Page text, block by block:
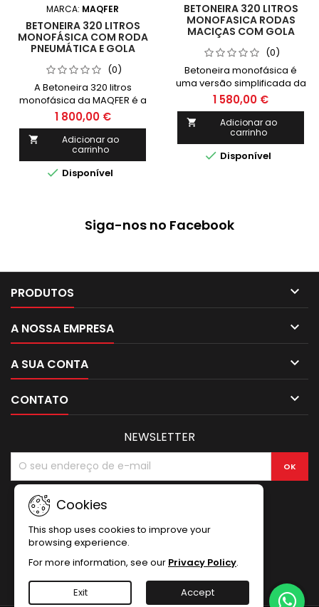
MARCA: MAQFER
BETONEIRA 320 LITROS
MONOFÁSICA COM RODA
PNEUMÁTICA E GOLA
(0)
A Betoneira 320 litros
monofásica da MAQFER é a
solução ideal para misturar
concreto de forma eficiente
e prática. Com rodas
pneumáticas e gola
resistente, oferece
mobilidade e durabilidade.
1 800,00 €

Adicionar ao
carrinho
 Disponível
BETONEIRA 320 LITROS
MONOFASICA RODAS
MACIÇAS COM GOLA
(0)
Betoneira monofásica é
uma versão simplificada da
betoneira utilizada na
construção civil que
funciona com energia
elétrica de fase única.
1 580,00 €

Adicionar ao
carrinho
 Disponível
Siga-nos no Facebook
PRODUTOS 
A NOSSA EMPRESA 
A SUA CONTA 
CONTATO 
Cookies
This shop uses cookies to improve your
browsing experience.
For more information, see our Privacy Policy.
Exit Accept
NEWSLETTER